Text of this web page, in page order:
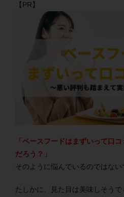
【PR】
「ベースフードはまずいって口
だろう？」
そのように悩んでいるのではない
たしかに、見た目は美味しそう